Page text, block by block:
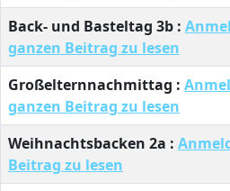
Back- und Basteltag 3b :
ganzen Beitrag zu lesen
Großelternnachmittag :
ganzen Beitrag zu lesen
Weihnachtsbacken 2a :
Beitrag zu lesen